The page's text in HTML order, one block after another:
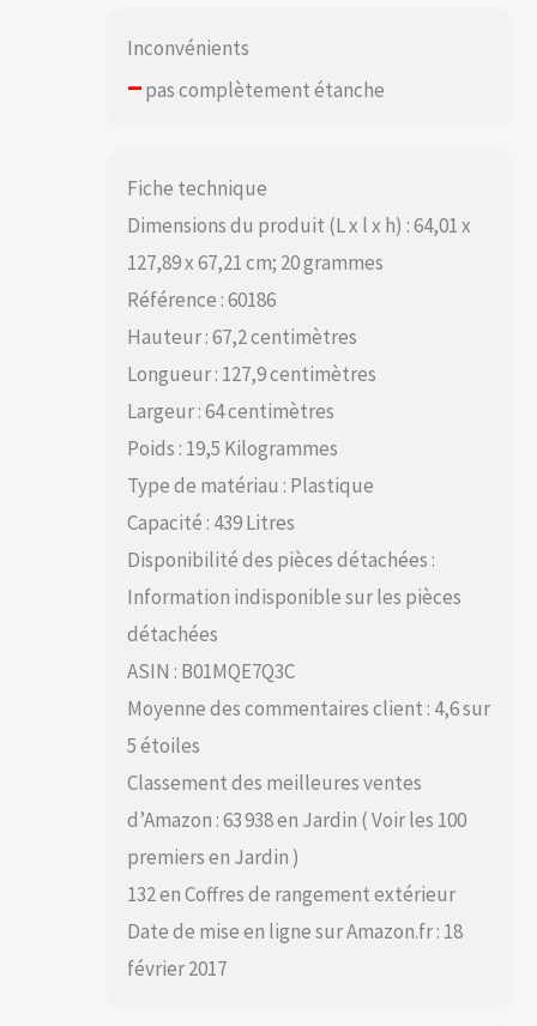
Inconvénients
–pas complètement étanche
Fiche technique
Dimensions du produit (L x l x h) : 64,01 x
127,89 x 67,21 cm; 20 grammes
Référence : 60186
Hauteur : 67,2 centimètres
Longueur : 127,9 centimètres
Largeur : 64 centimètres
Poids : 19,5 Kilogrammes
Type de matériau : Plastique
Capacité : 439 Litres
Disponibilité des pièces détachées :
Information indisponible sur les pièces
détachées
ASIN : B01MQE7Q3C
Moyenne des commentaires client : 4,6 sur
5 étoiles
Classement des meilleures ventes
d’Amazon : 63 938 en Jardin ( Voir les 100
premiers en Jardin )
132 en Coffres de rangement extérieur
Date de mise en ligne sur Amazon.fr : 18
février 2017